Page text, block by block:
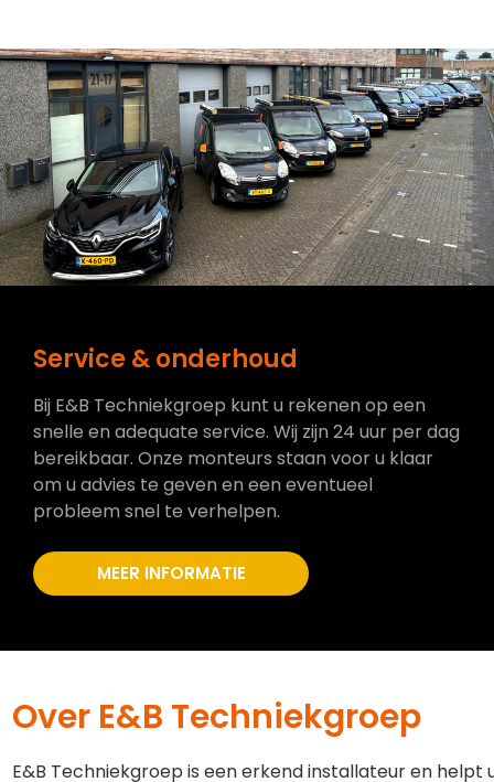
Service & onderhoud
Bij E&B Techniekgroep kunt u rekenen op een
snelle en adequate service. Wij zijn 24 uur per dag
bereikbaar. Onze monteurs staan voor u klaar
om u advies te geven en een eventueel
probleem snel te verhelpen.
MEER INFORMATIE
Over E&B Techniekgroep
E&B Techniekgroep is een erkend installateur en